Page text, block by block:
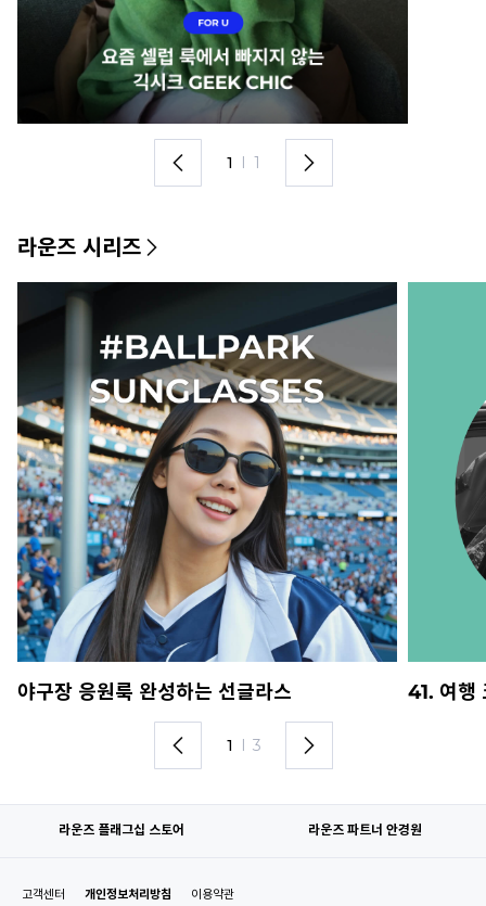
1 I 1
라운즈 시리즈
야구장 응원룩 완성하는 선글라스 41. 여행
1 I 3
라운즈 플래그십 스토어 라운즈 파트너 안경원
고객센터 개인정보처리방침 이용약관